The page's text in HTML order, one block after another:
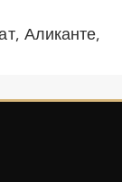
Аликанте,